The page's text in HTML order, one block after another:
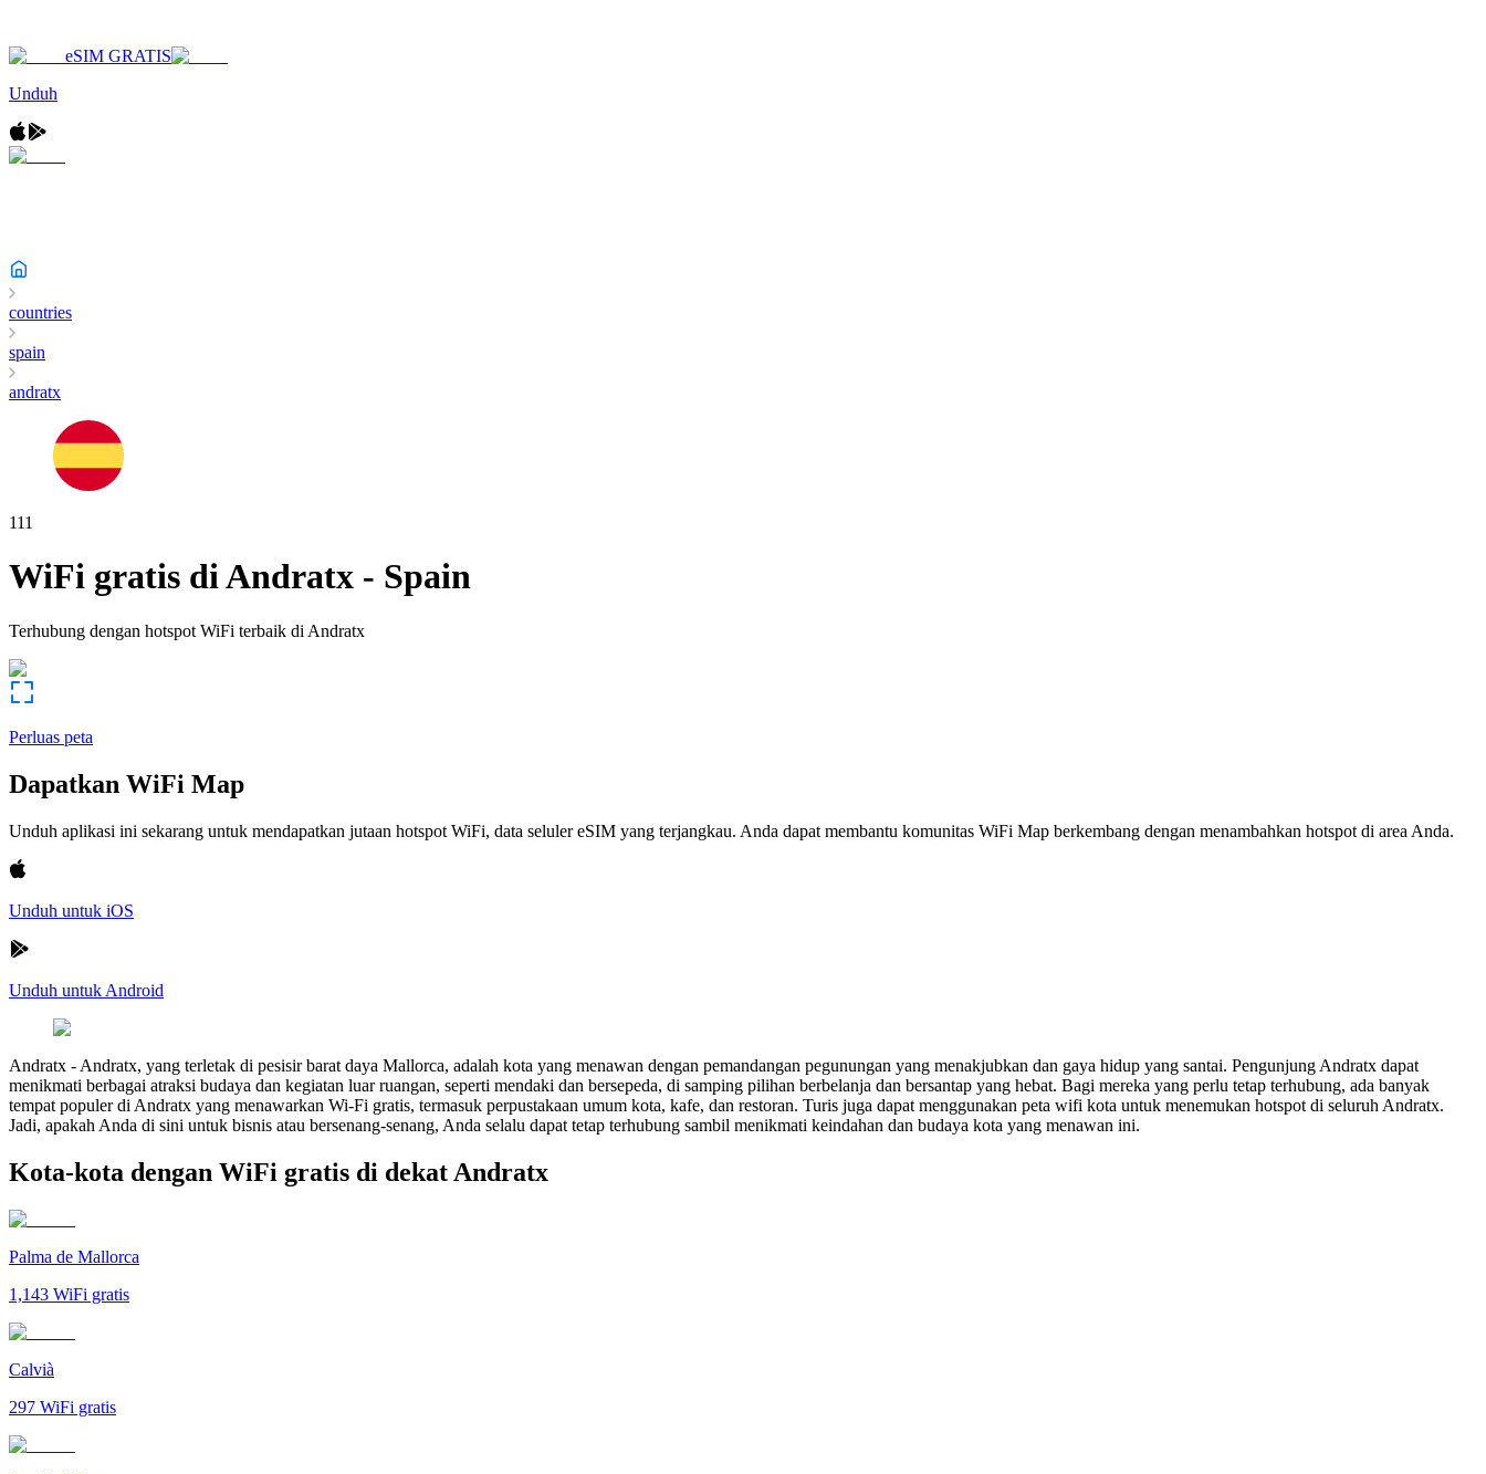
eSIM GRATIS
Unduh
countries
spain
andratx
111
WiFi gratis diAndratx - Spain
Terhubung dengan hotspot WiFi terbaik di Andratx
Perluas peta
Dapatkan WiFi Map
Unduh aplikasi ini sekarang untuk mendapatkan jutaan hotspot WiFi, data seluler eSIM yang terjangkau. Anda dapat membantu komunitas WiFi Map berkembang dengan menambahkan hotspot di area Anda.
Unduh untuk iOS
Unduh untuk Android
Andratx - Andratx, yang terletak di pesisir barat daya Mallorca, adalah kota yang menawan dengan pemandangan pegunungan yang menakjubkan dan gaya hidup yang santai. Pengunjung Andratx dapat
menikmati berbagai atraksi budaya dan kegiatan luar ruangan, seperti mendaki dan bersepeda, di samping pilihan berbelanja dan bersantap yang hebat. Bagi mereka yang perlu tetap terhubung, ada banyak
tempat populer di Andratx yang menawarkan Wi-Fi gratis, termasuk perpustakaan umum kota, kafe, dan restoran. Turis juga dapat menggunakan peta wifi kota untuk menemukan hotspot di seluruh Andratx.
Jadi, apakah Anda di sini untuk bisnis atau bersenang-senang, Anda selalu dapat tetap terhubung sambil menikmati keindahan dan budaya kota yang menawan ini.
Kota-kota dengan WiFi gratis di dekat Andratx
Palma de Mallorca
1,143 WiFi gratis
Calvià
297 WiFi gratis